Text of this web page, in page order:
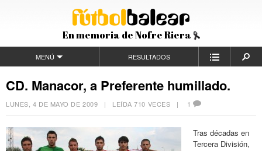
En memoria de Nofre Riera
MENÚ RESULTADOS
CD. Manacor, a Preferente humillado.
LUNES, 4 DE MAYO DE 2009 | LEÍDA 710 VECES | 1
Tras décadas en
Tercera División,